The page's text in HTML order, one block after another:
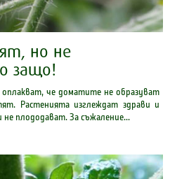
но не
защо!
оплакват, че доматите не образуват
Растенията изглеждат здрави и
не плододават. За съжаление...